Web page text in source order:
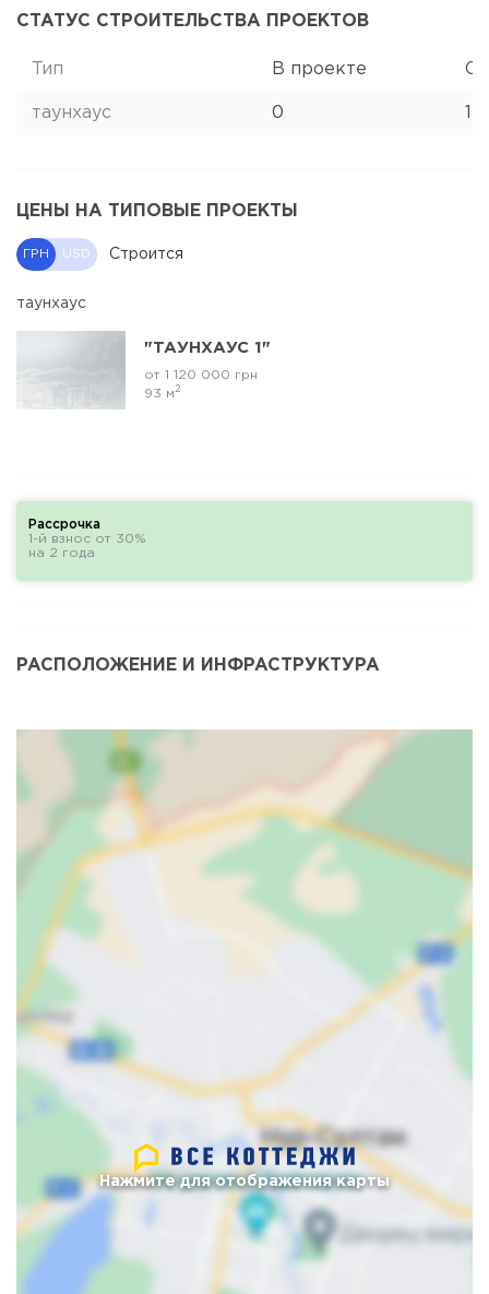
СТАТУС СТРОИТЕЛЬСТВА ПРОЕКТОВ
Тип В проекте
таунхаус 0
ЦЕНЫ НА ТИПОВЫЕ ПРОЕКТЫ
ГРН USD Строится
таунхаус
"ТАУНХАУС 1"
от 1 120 000 грн
93 м 2
Рассрочка
1-й взнос от 30%
на 2 года
РАСПОЛОЖЕНИЕ И ИНФРАСТРУКТУРА
Нажмите для отображения карты